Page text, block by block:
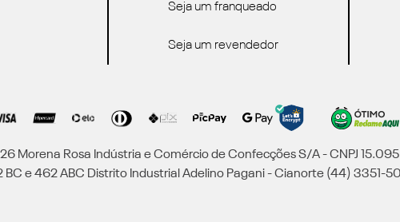
Seja um franqueado
Seja um revendedor
Morena Rosa Indústria e Comércio de Confecções S/A - CNPJ
BC e 462 ABC Distrito Industrial Adelino Pagani - Cianorte (44) 3351-